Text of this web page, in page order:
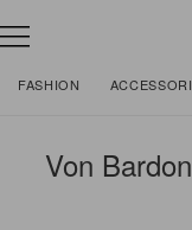
FASHION
Von